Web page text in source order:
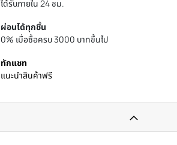
ได้รับภายใน 24 ชม.
ผ่อนได้ทุกชิ้น
0% เมื่อซื้อครบ 3000 บาทขึ้นไป
ทักแชท
แนะนำสินค้าฟรี